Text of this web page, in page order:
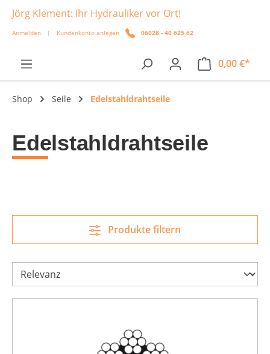
springen
Jörg Klement: Ihr Hydrauliker vor Ort!
Anmelden | Kundenkonto anlegen 06028 - 40 625 62
0,00 €*
Shop Seile Edelstahldrahtseile
Edelstahldrahtseile
Produkte filtern